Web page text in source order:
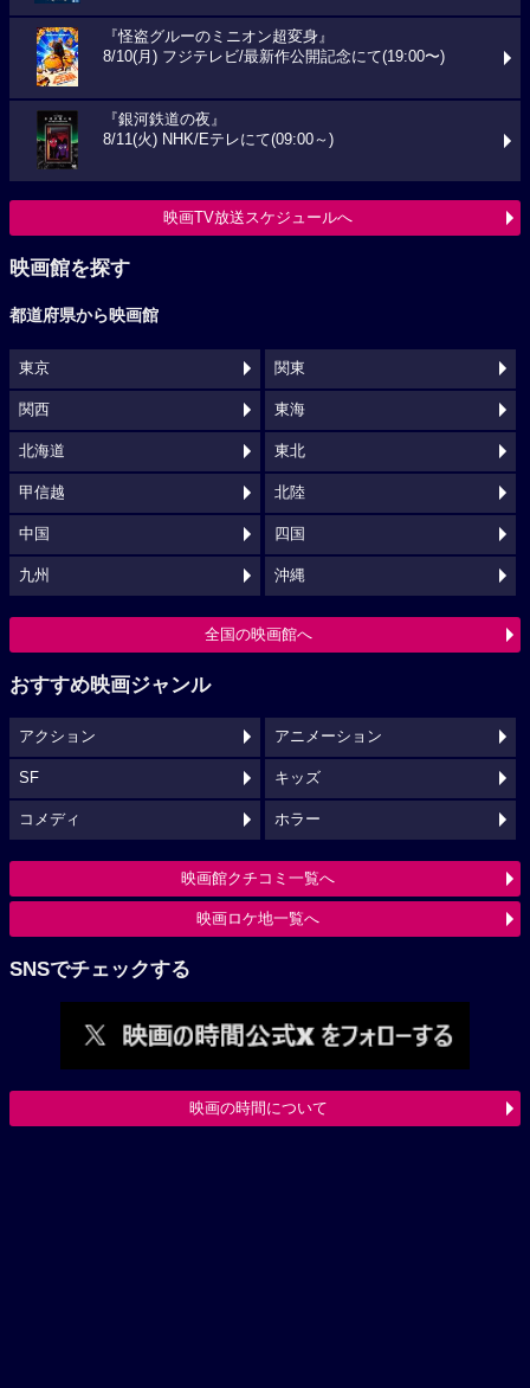
『怪盗グルーのミニオン超変身』
8/10(月) フジテレビ/最新作公開記念にて(19:00〜)
『銀河鉄道の夜』
8/11(火) NHK/Eテレにて(09:00～)
映画TV放送スケジュールへ
映画館を探す
都道府県から映画館
東京 関東
関西 東海
北海道 東北
甲信越 北陸
中国 四国
九州 沖縄
全国の映画館へ
おすすめ映画ジャンル
アクション アニメーション
SF キッズ
コメディ ホラー
映画館クチコミ一覧へ
映画ロケ地一覧へ
SNSでチェックする
映画の時間について